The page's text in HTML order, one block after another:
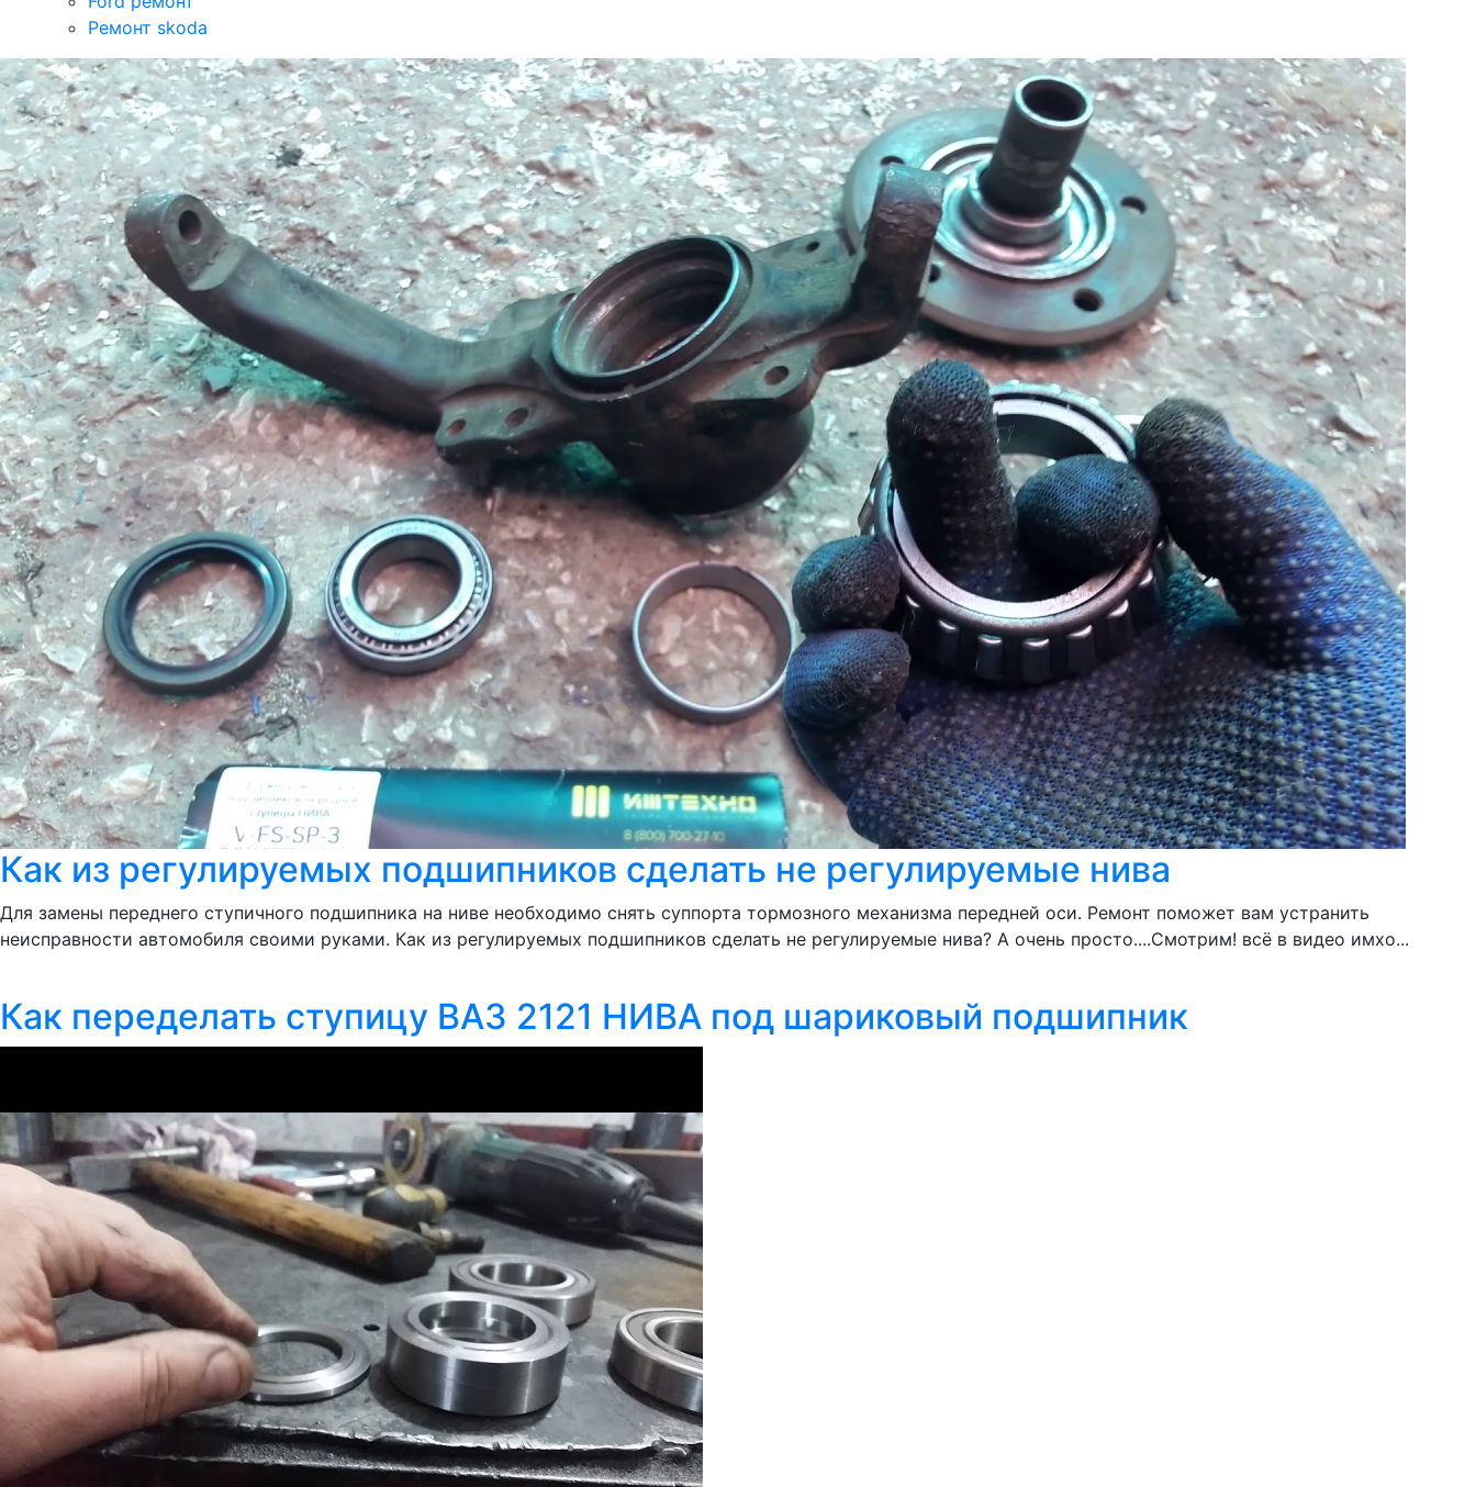
Ремонт skoda
Как из регулируемых подшипников сделать не регулируемые нива
Для замены переднего ступичного подшипника на ниве необходимо снять суппорта тормозного механизма передней оси. Ремонт поможет вам устранить
неисправности автомобиля своими руками. Как из регулируемых подшипников сделать не регулируемые нива? А очень просто....Смотрим! всё в видео имхо...
Как переделать ступицу ВАЗ 2121 НИВА под шариковый подшипник